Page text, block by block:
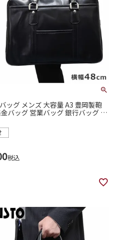
ッグ メンズ 大容量 A3 豊岡製鞄
バッグ 営業バッグ 銀行バッグ 10
税込